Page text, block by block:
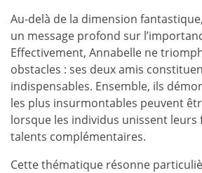
Au-delà de la dimension
un message profond sur
Effectivement, Annabelle ne
obstacles : ses deux amis
indispensables. Ensemble, ils
les plus insurmontables peuvent
lorsque les individus unissent leurs
talents complémentaires.
Cette thématique résonne